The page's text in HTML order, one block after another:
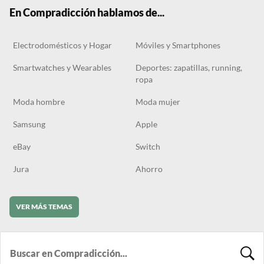
En Compradicción hablamos de...
Electrodomésticos y Hogar Móviles y Smartphones
Smartwatches y Wearables
Deportes: zapatillas, running,
ropa
Moda hombre Moda mujer
Samsung Apple
eBay Switch
Jura Ahorro
VER MÁS TEMAS